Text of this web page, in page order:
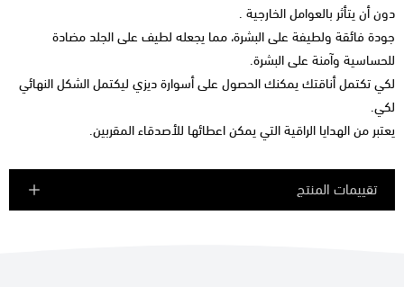
دون أن يتأثر بالعوامل الخارجية .
جودة فائقة ولطيفة على البشرة، مما يجعله لطيف على الجلد مضادة
للحساسية وآمنة على البشرة.
لكي تكتمل أناقتك يمكنك الحصول على أسوارة ديزي ليكتمل الشكل النهائي
لكي.
يعتبر من الهدايا الراقية التي يمكن اعطائها للأصدقاء المقربين.
تقييمات المنتج